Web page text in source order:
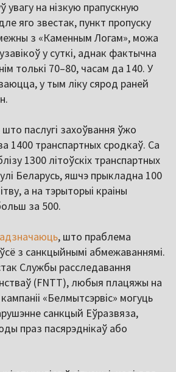
увагу на нізкую прапускную
яго звестак, пункт пропуску
з «Каменным Логам», можа
у суткі, аднак фактычна
толькі 70–80, часам да 140. У
у тым ліку сярод раней
паслугі захоўвання ўжо
1400 транспартных сродкаў. Са
1300 літоўскіх транспартных
Беларусь, яшчэ прыкладна 100
а на тэрыторыі краіны
за 500.
адзначаюць, што праблема
з санкцыйнымі абмежаваннямі.
Службы расследавання
(FNTT), любыя плацяжы на
«Белмытсэрвіс» могуць
санкцый Еўразвяза,
праз пасярэднікаў або